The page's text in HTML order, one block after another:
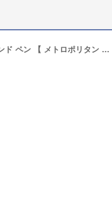
ウォーターマン ボールペン 名入れ 就職祝い 男性 プレゼント 高級 ブランド ペン 【 メトロポリタン エッセンシャル 替え芯 セット 】 昇進祝い 父 誕生日 名前入り 旦那 夫 おしゃれ 名入り 昇進 祝い 転職 お礼 ギフト 名前 入り Waterman FLEGRE 母の日